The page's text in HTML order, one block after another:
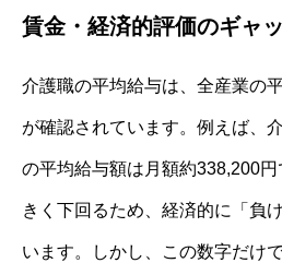
賃金・経済的評価のギャ
介護職の平均給与は、全産業の
が確認されています。例えば、
の平均給与額は月額約338,200
きく下回るため、経済的に「負
います。しかし、この数字だけ